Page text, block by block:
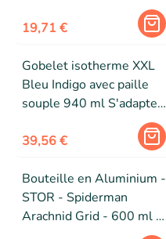
d'agneau - 22x11 cm -
Mixte
19,71 €
Gobelet isotherme XXL
Bleu Indigo avec paille
souple 940 ml S'adapte
aux portes gobelets de
nombreuses voitures -
39,56 €
Bouteille en Aluminium -
STOR - Spiderman
Arachnid Grid - 600 ml -
Sans BPA - Réutilisable